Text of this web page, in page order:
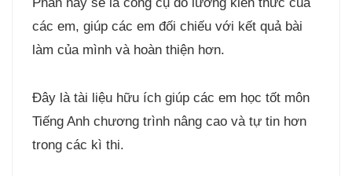
các em, giúp các em đối chiếu với kết quả bài
làm của mình và hoàn thiện hơn.
Đây là tài liệu hữu ích giúp các em học tốt môn
Tiếng Anh chương trình nâng cao và tự tin hơn
trong các kì thi.